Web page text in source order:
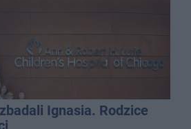
Ignasia. Rodzice